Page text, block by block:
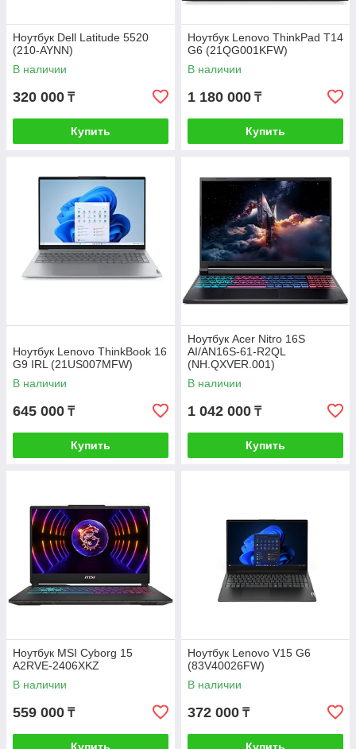
Ноутбук Dell Latitude 5520
(210-AYNN)
В наличии
320 000 ₸
Купить
Ноутбук Lenovo ThinkPad T14
G6 (21QG001KFW)
В наличии
1 180 000 ₸
Купить
Ноутбук Lenovo ThinkBook 16
G9 IRL (21US007MFW)
В наличии
645 000 ₸
Купить
Ноутбук Acer Nitro 16S
AI/AN16S-61-R2QL
(NH.QXVER.001)
В наличии
1 042 000 ₸
Купить
Ноутбук MSI Cyborg 15
A2RVE-2406XKZ
В наличии
559 000 ₸
Ноутбук Lenovo V15 G6
(83V40026FW)
В наличии
372 000 ₸